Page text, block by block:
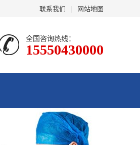
联系我们 网站地图
全国咨询热线：
15550430000